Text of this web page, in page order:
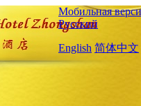
Мобильная
Русский
English 简体中文